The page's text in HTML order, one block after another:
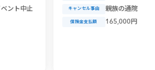
親族の通院
165,000円